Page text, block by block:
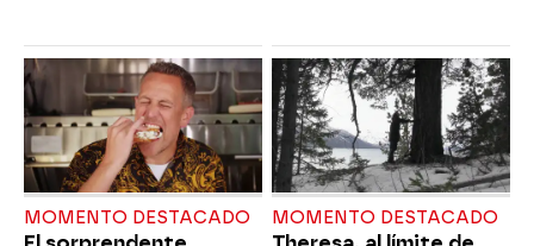
MOMENTO DESTACADO MOMENTO DESTACADO